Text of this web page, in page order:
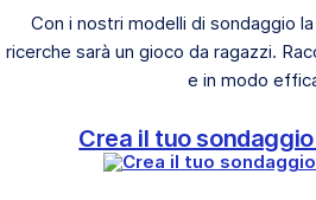
Con i nostri modelli di sondaggio
ricerche sarà un gioco da ragazzi.
e in modo
Crea il tuo